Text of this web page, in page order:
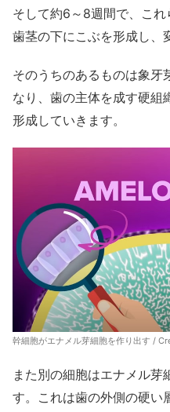
そして約6～8週間で、こ
歯茎の下にこぶを形成し、
そのうちのあるものは象牙
なり、歯の主体を成す硬組
形成していきます。
幹細胞がエナメル芽細胞を作り出す /
また別の細胞はエナメル
す。これは歯の外側の硬い